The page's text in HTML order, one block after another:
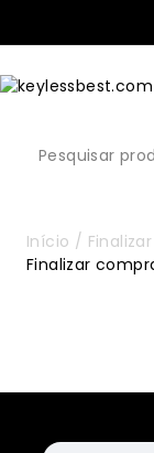
conteúdo
Pesquisar
Início /
Finalizar